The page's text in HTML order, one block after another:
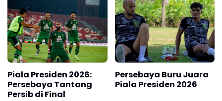
Piala Presiden 2026:
Persebaya Tantang
Persib di Final
Persebaya Buru Juara
Piala Presiden 2026